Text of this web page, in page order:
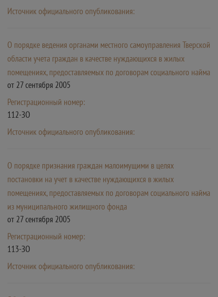
Источник официального опубликования:
О порядке ведения органами местного самоуправления Тверской
области учета граждан в качестве нуждающихся в жилых
помещениях, предоставляемых по договорам социального найма
от 27 сентября 2005
Регистрационный номер:
112-ЗО
Источник официального опубликования:
О порядке признания граждан малоимущими в целях
постановки на учет в качестве нуждающихся в жилых
помещениях, предоставляемых по договорам социального найма
из муниципального жилищного фонда
от 27 сентября 2005
Регистрационный номер:
113-ЗО
Источник официального опубликования: